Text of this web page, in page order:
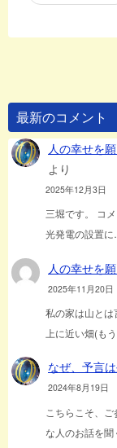
最新のコメント
人の幸せを
より
2025年12月3日
三堀です。 コ
光発電の設置
人の幸せを
2025年11月20日
私の家は山と
上に近い畑(も
なぜ、予言
2024年8月19日
こちらこそ、
な人のお話を